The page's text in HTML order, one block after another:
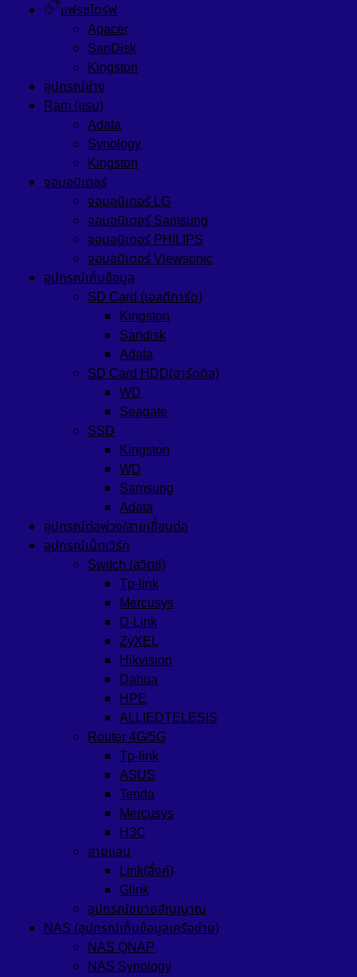
แฟรชไดร์ฟ
Apacer
SanDisk
Kingston
อุปกรณ์ช่าง
Ram (แรม)
Adata
Synology
Kingston
จอมอนิเตอร์
จอมอนิเตอร์ LG
จอมอนิเตอร์ Samsung
จอมอนิเตอร์ PHILIPS
จอมอนิเตอร์ Viewsonic
อุปกรณ์เก็บข้อมูล
SD Card (เอสดีการ์ด)
Kingston
Sandisk
Adata
SD Card HDD(ฮาร์ดดิส)
WD
Seagate
SSD
Kingston
WD
Samsung
Adata
อุปกรณ์ต่อพ่วง/สายเชื่อมต่อ
อุปกรณ์เน็ตเวิร์ก
Switch (สวิตช์)
Tp-link
Mercusys
D-Link
ZyXEL
Hikvision
Dahua
HPE
ALLIEDTELESIS
Router 4G/5G
Tp-link
ASUS
Tenda
Mercusys
H3C
สายแลน
Link(ลิ้งค์)
Glink
อุปกรณ์ขยายสัญญาณ
NAS (อุปกรณ์เก็บข้อมูลเครือข่าย)
NAS QNAP
NAS Synology